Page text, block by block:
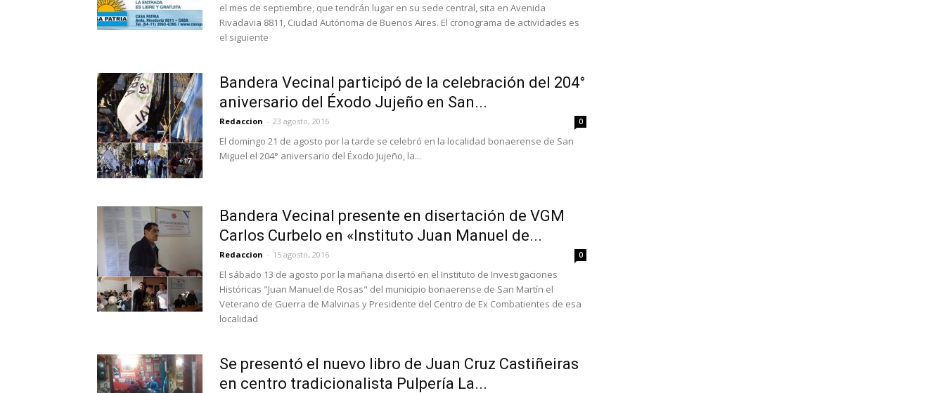
el mes de septiembre, que tendrán lugar en su sede central, sita en Avenida
Rivadavia 8811, Ciudad Autónoma de Buenos Aires. El cronograma de actividades es
el siguiente
Bandera Vecinal participó de la celebración del 204°
aniversario del Éxodo Jujeño en San...
Redaccion - 23 agosto, 2016 0
El domingo 21 de agosto por la tarde se celebró en la localidad bonaerense de San
Miguel el 204° aniversario del Éxodo Jujeño, la...
Bandera Vecinal presente en disertación de VGM
Carlos Curbelo en «Instituto Juan Manuel de...
Redaccion - 15 agosto, 2016 0
El sábado 13 de agosto por la mañana disertó en el Instituto de Investigaciones
Históricas "Juan Manuel de Rosas" del municipio bonaerense de San Martín el
Veterano de Guerra de Malvinas y Presidente del Centro de Ex Combatientes de esa
localidad
Se presentó el nuevo libro de Juan Cruz Castiñeiras
en centro tradicionalista Pulpería La...